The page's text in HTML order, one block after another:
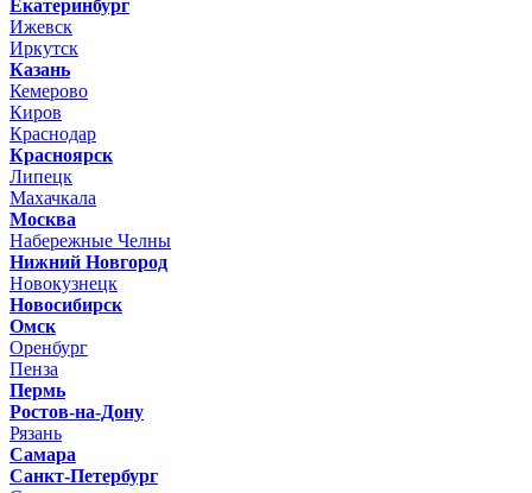
Екатеринбург
Ижевск
Иркутск
Казань
Кемерово
Киров
Краснодар
Красноярск
Липецк
Махачкала
Москва
Набережные Челны
Нижний Новгород
Новокузнецк
Новосибирск
Омск
Оренбург
Пенза
Пермь
Ростов-на-Дону
Рязань
Самара
Санкт-Петербург